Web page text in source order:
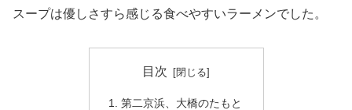
スープは優しさすら感じる食べやすいラーメンでした。
目次
第二京浜、大橋のたもと